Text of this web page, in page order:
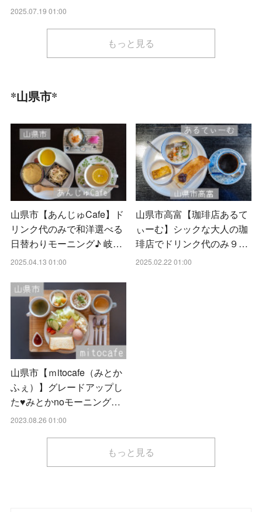
2025.07.19 01:00
もっと見る
*山県市*
山県市【あんじゅCafe】ド
リンク代のみで和洋選べる
日替わりモーニング♪ 岐…
2025.04.13 01:00
山県市高富【珈琲店あるて
ぃーむ】シックな大人の珈
琲店でドリンク代のみ９…
2025.02.22 01:00
山県市【ｍitocafe（みとか
ふぇ）】グレードアップし
た♥みとかnoモーニング…
2023.08.26 01:00
もっと見る